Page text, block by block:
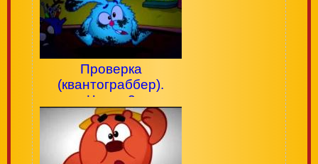
Проверка
(квантограббер).
Часть 2